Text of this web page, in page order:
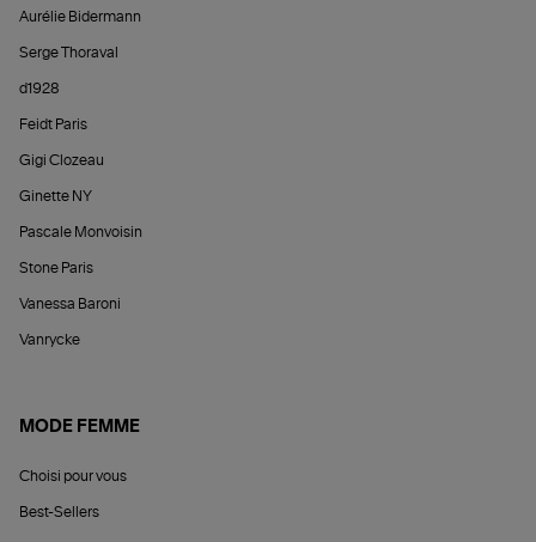
Aurélie Bidermann
Serge Thoraval
d1928
Feidt Paris
Gigi Clozeau
Ginette NY
Pascale Monvoisin
Stone Paris
Vanessa Baroni
Vanrycke
MODE FEMME
Choisi pour vous
Best-Sellers